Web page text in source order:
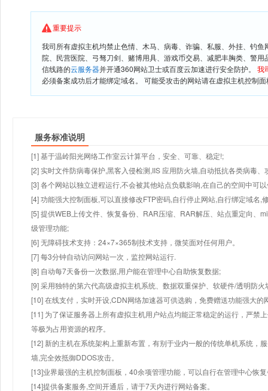
重要提示
我司所有虚拟主机均禁止色情、木马、病毒、诈骗、私服、外挂、钓
院、民营医院、弓驽刀剑、赌博用具、游戏币交易、减肥丰胸类、警
信线路的云服务器并开通360网站卫士或百度云加速进行安全防护。 我
必须备案成功后才能绑定域名。 可能受攻击的网站请在虚拟主机控制
服务标准说明
[1] 基于温岭阳光网络工作室云计算平台，安全、可靠、稳定!;
[2] 实时文件防病毒保护,黑客入侵检测,IIS 应用防火墙,自动抵抗各类病毒、
[3] 各个网站以独立进程运行,不会被其他站点负载影响,在自己的空间中可
[4] 功能强大控制面板,可以直接修改FTP密码,自行停止网站,自行绑定域名,
[5] 提供WEB上传文件、恢复备份、RAR压缩、RAR解压、站点重定向、
级管理功能;
[6] 无障碍技术支持：24×7×365制技术支持，微笑面对任何用户。
[7] 每3分钟自动访问网站一次，监控网站运行.
[8] 自动每7天备份一次数据,用户能在管理中心自助恢复数据;
[9] 采用独特的第六代高级虚拟主机系统、数据双重保护、软硬件/透明防火
[10] 在线支付，实时开设,CDN网络加速器可供选购，免费赠送功能强大
[11] 为了保证服务器上所有虚拟主机用户站点均能正常稳定的运行，严禁
等极为占用资源的程序。
[12] 新的主机在系统架构上重新布置，有别于业内一般的传统单机系统，
墙,完全效抵御DDOS攻击。
[13]业界最强的主机控制面板，40余项管理功能，可以自行在管理中心恢
[14]提供备案服务,空间开通后，请于7天内进行网站备案。